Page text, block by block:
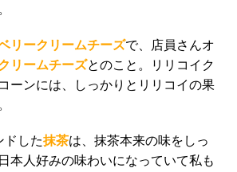
リークリームチーズで、店員さんオ
リームチーズとのこと。リリコイク
ーンには、しっかりとリリコイの果
ドした抹茶は、抹茶本来の味をしっ
本人好みの味わいになっていて私も